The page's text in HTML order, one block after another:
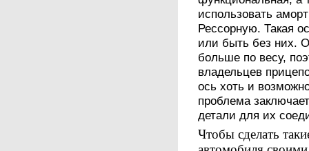
использовать
Рессорную. Такая
или быть без них.
больше по весу,
владельцев
ось хоть и
проблема
детали для их
Чтобы сделать